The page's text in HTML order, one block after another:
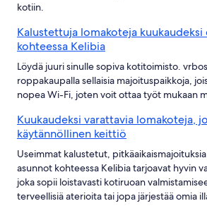
kotiin.
Kalustettuja lomakoteja
kohteessa Kelibia
Löydä juuri sinulle sopiva kotitoimisto.
roppakaupalla sellaisia majoituspaikkoja,
nopea Wi-Fi, joten voit ottaa työt mukaan
Kuukaudeksi varattavia lomakoteja,
käytännöllinen keittiö
Useimmat kalustetut,
asunnot kohteessa Kelibia tarjoavat hyvin
joka sopii loistavasti kotiruoan
terveellisiä aterioita tai jopa järjestää omia